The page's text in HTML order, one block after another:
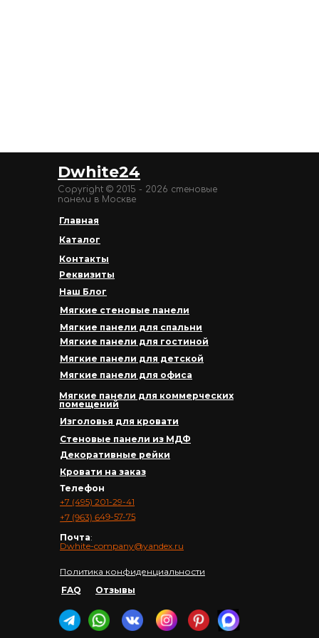
+7 (495) 201-29-41
+7 (963) 649-57-75
Почта:
Dwhite-company@yandex.ru
Политика конфиденциальности
Телефон
FAQ
Мягкие панели для коммерческих
помещений
Изголовья для кровати
Стеновые панели из МДФ
Декоративные рейки
Кровати на заказ
Мягкие стеновые панели
Мягкие панели для гостиной
Мягкие панели для детской
Мягкие панели для офиса
Мягкие панели для спальни
Главная
Каталог
Контакты
Реквизиты
Наш Блог
Отзывы
Copyright © 2015 - 2026 стеновые
панели в Москве
Dwhite24